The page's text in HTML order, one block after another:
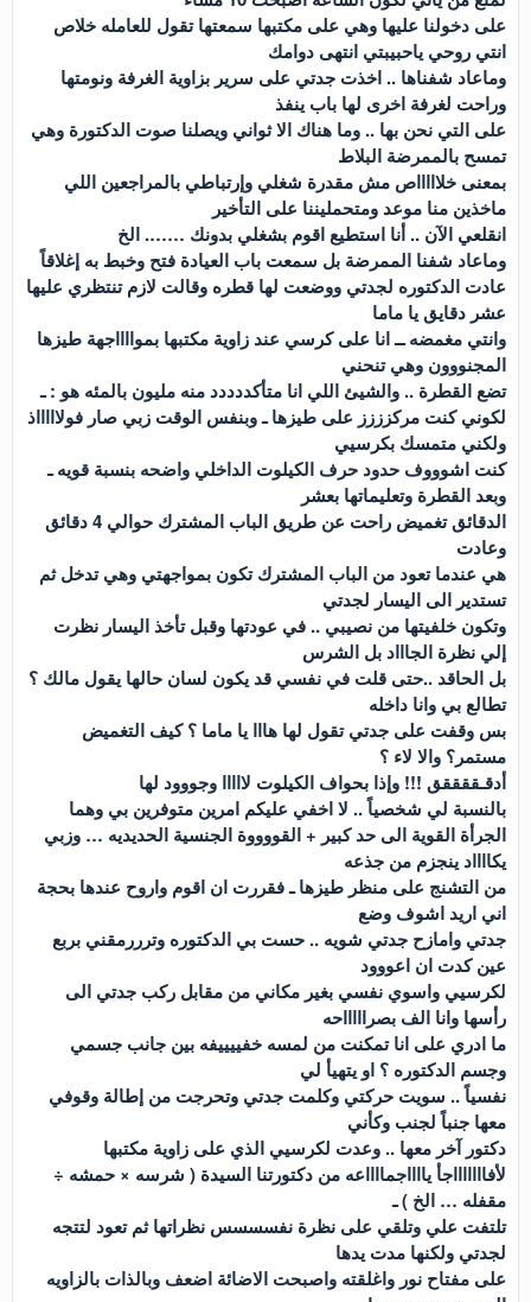
على دخولنا عليها وهي على مكتبها سمعتها تقول للعامله خلاص
انتي روحي ياحبيبتي انتهى دوامك
وماعاد شفناها .. اخذت جدتي على سرير بزاوية الغرفة ونومتها
وراحت لغرفة اخرى لها باب ينفذ
على التي نحن بها .. وما هناك الا ثواني ويصلنا صوت الدكتورة وهي
تمسح بالممرضة البلاط
بمعنى خلاااااص مش مقدرة شغلي وإرتباطي بالمراجعين اللي
ماخذين منا موعد ومتحمليننا على التأخير
انقلعي الآن .. أنا استطيع اقوم بشغلي بدونك ……. الخ
وماعاد شفنا الممرضة بل سمعت باب العيادة فتح وخبط به إغلاقاً
عادت الدكتوره لجدتي ووضعت لها قطره وقالت لازم تنتظري عليها
عشر دقايق يا ماما
وانتي مغمضه ــ انا على كرسي عند زاوية مكتبها بموااااجهة طيزها
المجنووون وهي تنحني
تضع القطرة .. والشيئ اللي انا متأكددددد منه مليون بالمئه هو : ـ
لكوني كنت مركزززز على طيزها ـ وبنفس الوقت زبي صار فولاااااذ
ولكني متمسك بكرسيي
كنت اشوووف حدود حرف الكيلوت الداخلي واضحه بنسبة قويه ـ
وبعد القطرة وتعليماتها بعشر
الدقائق تغميض راحت عن طريق الباب المشترك حوالي 4 دقائق
وعادت
هي عندما تعود من الباب المشترك تكون بمواجهتي وهي تدخل ثم
تستدير الى اليسار لجدتي
وتكون خلفيتها من نصيبي .. في عودتها وقبل تأخذ اليسار نظرت
إلي نظرة الجاااد بل الشرس
بل الحاقد ..حتى قلت في نفسي قد يكون لسان حالها يقول مالك ؟
تطالع بي وانا داخله
بس وقفت على جدتي تقول لها هااا يا ماما ؟ كيف التغميض
مستمر؟ والا لاء ؟
أدقـققققق !!! وإذا بحواف الكيلوت لااااا وجووود لها
بالنسبة لي شخصياً .. لا اخفي عليكم امرين متوفرين بي وهما
الجرأة القوية الى حد كبير + القووووة الجنسية الحديديه … وزبي
يكااااد ينجزم من جذعه
من التشنج على منظر طيزها ـ فقررت ان اقوم واروح عندها بحجة
اني اريد اشوف وضع
جدتي وامازح جدتي شويه .. حست بي الدكتوره وترررمقني بربع
عين كدت ان اعووود
لكرسيي واسوي نفسي بغير مكاني من مقابل ركب جدتي الى
رأسها وانا الف بصراااااحه
ما ادري على انا تمكنت من لمسه خفييييفه بين جانب جسمي
وجسم الدكتوره ؟ او يتهيأ لي
نفسياً .. سويت حركتي وكلمت جدتي وتحرجت من إطالة وقوفي
معها جنباً لجنب وكأني
دكتور آخر معها .. وعدت لكرسيي الذي على زاوية مكتبها
لأفاااااااجأ يااااجمااااعه من دكتورتنا السيدة ( شرسه × حمشه ÷
مقفله … الخ ) ـ
تلتفت علي وتلقي على نظرة نفسسسس نظراتها ثم تعود لتتجه
لجدتي ولكنها مدت يدها
على مفتاح نور واغلقته واصبحت الاضائة اضعف وبالذات بالزاويه